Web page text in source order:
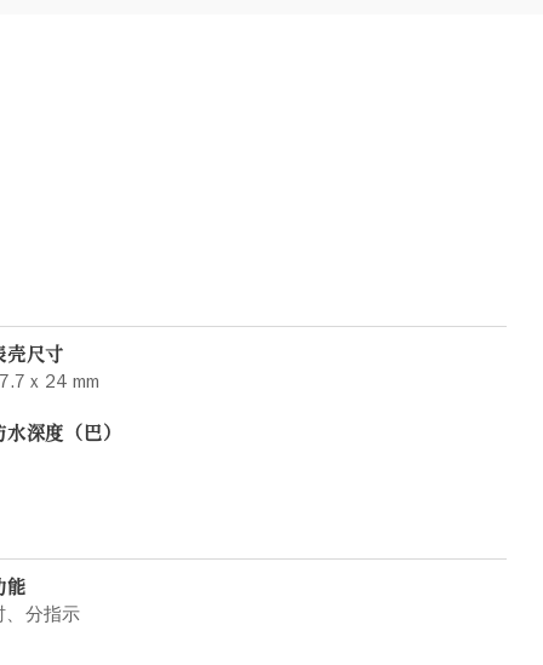
壳尺寸
x 24 mm
水深度（巴）
能
、分指示